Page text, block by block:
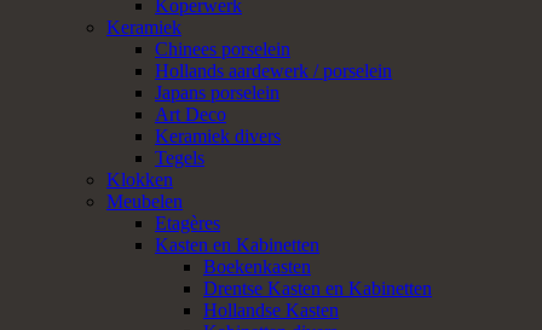
Koperwerk
Keramiek
Chinees porselein
Hollands aardewerk / porselein
Japans porselein
Art Deco
Keramiek divers
Tegels
Klokken
Meubelen
Etagères
Kasten en Kabinetten
Boekenkasten
Drentse Kasten en Kabinetten
Hollandse Kasten